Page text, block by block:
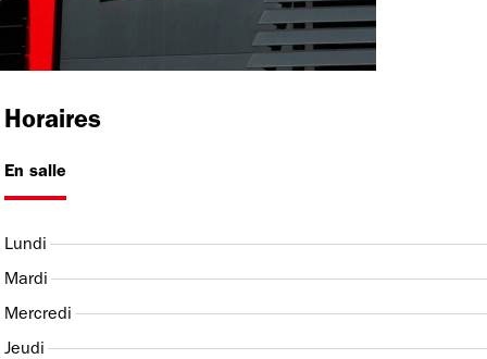
Horaires
En salle
Lundi
Mardi
Mercredi
Jeudi